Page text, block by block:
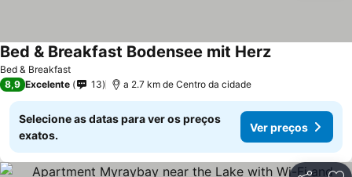
Bed & Breakfast
Bed & Breakfast Bodensee mit HerzVer preços
8,9 Excelente 13 a 2.7 km de Centro da cidade
Selecione as datas para ver os preços
exatos.
Ver preços